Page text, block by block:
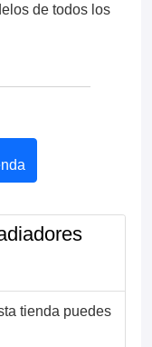
de todos los
tienda puedes